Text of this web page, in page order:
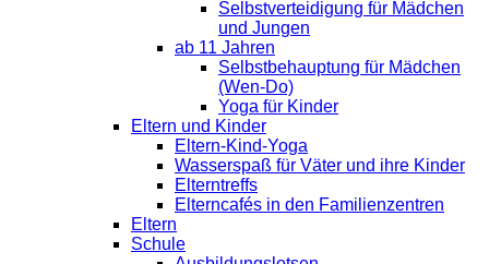
Selbstverteidigung für Mädchen
und Jungen
ab 11 Jahren
Selbstbehauptung für Mädchen
(Wen-Do)
Yoga für Kinder
Eltern und Kinder
Eltern-Kind-Yoga
Wasserspaß für Väter und ihre Kinder
Elterntreffs
Elterncafés in den Familienzentren
Eltern
Schule